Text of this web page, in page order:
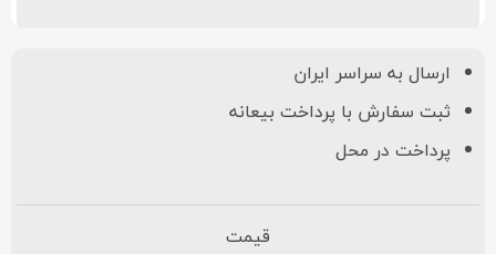
ارسال به سراسر ایران
ثبت سفارش با پرداخت بیعانه
پرداخت در محل
قیمت